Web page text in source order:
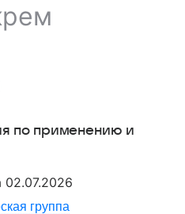
по применению и
02.07.2026
группа